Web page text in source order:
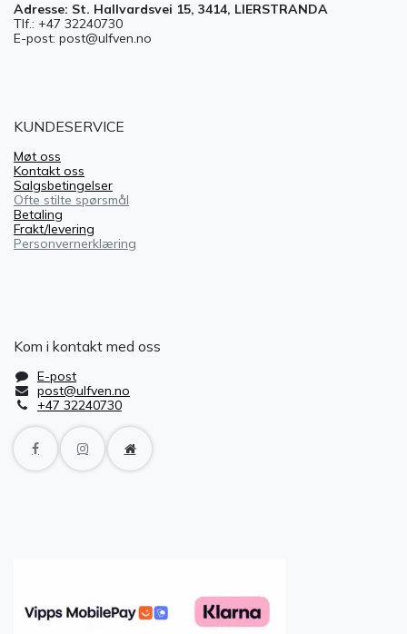
Adresse: St. Hallvardsvei 15, 3414, LIERSTRANDA
Tlf.: +47 32240730
E-post: post@ulfven.no
KUNDESERVICE
Møt oss
Kontakt oss
Salgsbetingelser
Ofte stilte spørsmål
Betaling
Frakt/levering
Personvernerklæring
Kom i kontakt med oss
E-post
post@ulfven.no
+47 32240730